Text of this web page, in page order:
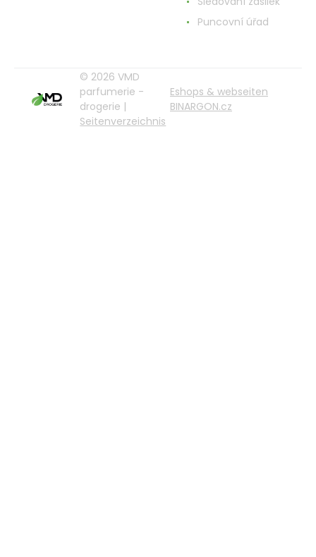
Puncovní úřad
© 2026 VMD
parfumerie -
drogerie |
Seitenverzeichnis
Eshops & webseiten
BINARGON.cz